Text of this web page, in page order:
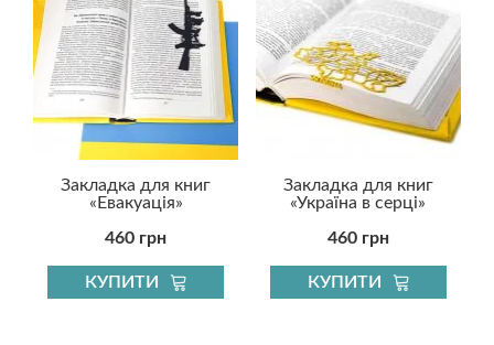
Закладка для книг
«Евакуація»
460 грн
КУПИТИ
Закладка для книг
«Україна в серці»
460 грн
КУПИТИ